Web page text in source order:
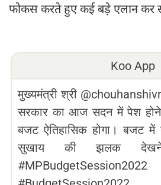
फोकस करते हुए कई बड़े एलान कर
Koo App
मुख्यमंत्री श्री
सरकार का आज सदन में पेश होने
बजट ऐतिहासिक होगा। बजट में
सुखाय की झलक देखने
#MPBudgetSession2022